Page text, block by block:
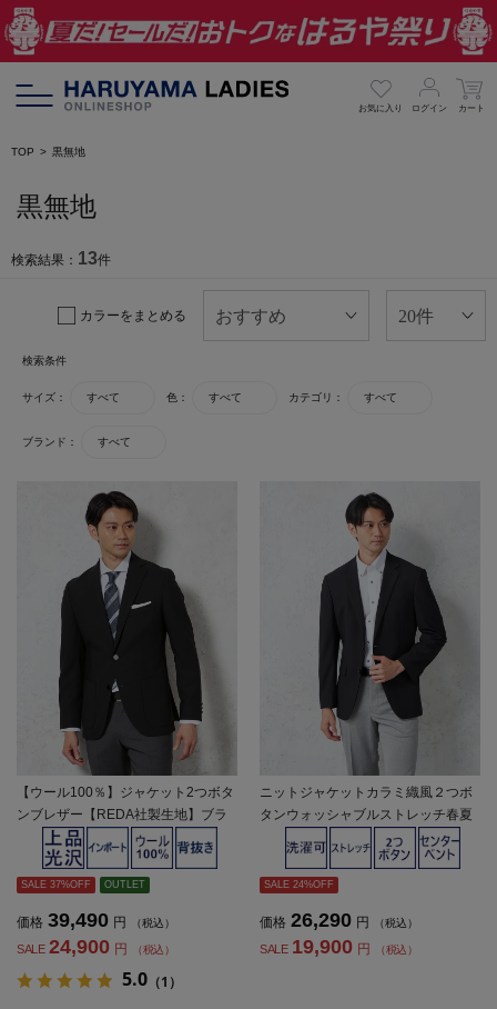
お気に入り ログイン カート
TOP 黒無地
黒無地
検索結果： 13件
カラーをまとめる
検索条件
サイズ： すべて 色： すべて カテゴリ： すべて
ブランド： すべて
【ウール100％】ジャケット2つボタ
ンブレザー【REDA社製生地】ブラ
ック無地
SALE 37%OFF OUTLET
価格 39,490 円 （税込）
SALE 24,900 円 （税込）
5.0 （1）
ニットジャケットカラミ織風２つボ
タンウォッシャブルストレッチ春夏
SALE 24%OFF
価格 26,290 円 （税込）
SALE 19,900 円 （税込）